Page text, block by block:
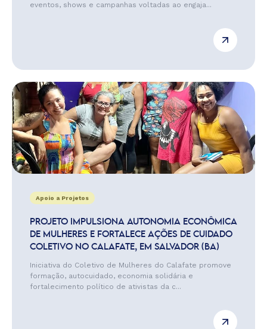
eventos, shows e campanhas voltadas ao engaja...
Apoio a Projetos
PROJETO IMPULSIONA AUTONOMIA ECONÔMICA
DE MULHERES E FORTALECE AÇÕES DE CUIDADO
COLETIVO NO CALAFATE, EM SALVADOR (BA)
Iniciativa do Coletivo de Mulheres do Calafate promove
formação, autocuidado, economia solidária e
fortalecimento político de ativistas da c...